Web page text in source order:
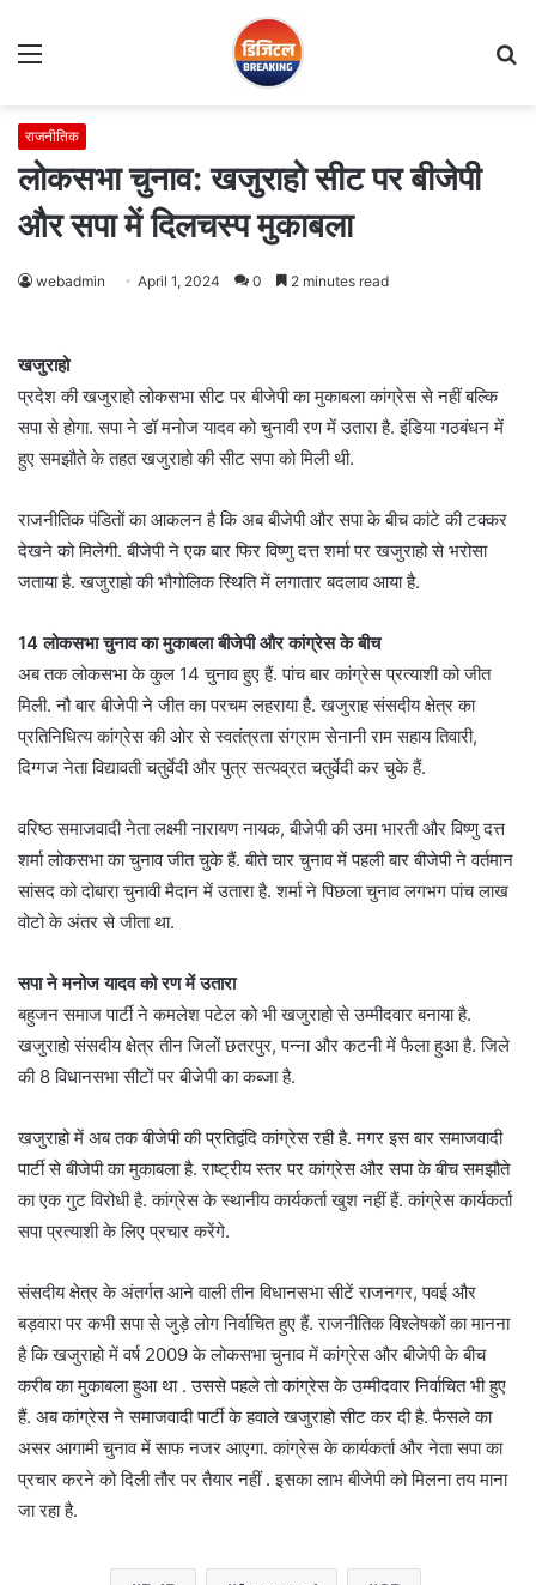
Menu
राजनीतिक
लोकसभा चुनाव: खजुराहो सीट पर बीजेपी
और सपा में दिलचस्प मुकाबला
webadmin April 1, 2024 0 2 minutes read
खजुराहो
प्रदेश की खजुराहो लोकसभा सीट पर बीजेपी का मुकाबला कांग्रेस से नहीं बल्कि
सपा से होगा. सपा ने डॉ मनोज यादव को चुनावी रण में उतारा है. इंडिया गठबंधन में
हुए समझौते के तहत खजुराहो की सीट सपा को मिली थी.
राजनीतिक पंडितों का आकलन है कि अब बीजेपी और सपा के बीच कांटे की टक्कर
देखने को मिलेगी. बीजेपी ने एक बार फिर विष्णु दत्त शर्मा पर खजुराहो से भरोसा
जताया है. खजुराहो की भौगोलिक स्थिति में लगातार बदलाव आया है.
14 लोकसभा चुनाव का मुकाबला बीजेपी और कांग्रेस के बीच
अब तक लोकसभा के कुल 14 चुनाव हुए हैं. पांच बार कांग्रेस प्रत्याशी को जीत
मिली. नौ बार बीजेपी ने जीत का परचम लहराया है. खजुराह संसदीय क्षेत्र का
प्रतिनिधित्य कांग्रेस की ओर से स्वतंत्रता संग्राम सेनानी राम सहाय तिवारी,
दिग्गज नेता विद्यावती चतुर्वेदी और पुत्र सत्यव्रत चतुर्वेदी कर चुके हैं.
वरिष्ठ समाजवादी नेता लक्ष्मी नारायण नायक, बीजेपी की उमा भारती और विष्णु दत्त
शर्मा लोकसभा का चुनाव जीत चुके हैं. बीते चार चुनाव में पहली बार बीजेपी ने वर्तमान
सांसद को दोबारा चुनावी मैदान में उतारा है. शर्मा ने पिछला चुनाव लगभग पांच लाख
वोटो के अंतर से जीता था.
सपा ने मनोज यादव को रण में उतारा
बहुजन समाज पार्टी ने कमलेश पटेल को भी खजुराहो से उम्मीदवार बनाया है.
खजुराहो संसदीय क्षेत्र तीन जिलों छतरपुर, पन्ना और कटनी में फैला हुआ है. जिले
की 8 विधानसभा सीटों पर बीजेपी का कब्जा है.
खजुराहो में अब तक बीजेपी की प्रतिद्वंदि कांग्रेस रही है. मगर इस बार समाजवादी
पार्टी से बीजेपी का मुकाबला है. राष्ट्रीय स्तर पर कांग्रेस और सपा के बीच समझौते
का एक गुट विरोधी है. कांग्रेस के स्थानीय कार्यकर्ता खुश नहीं हैं. कांग्रेस कार्यकर्ता
सपा प्रत्याशी के लिए प्रचार करेंगे.
संसदीय क्षेत्र के अंतर्गत आने वाली तीन विधानसभा सीटें राजनगर, पवई और
बड़वारा पर कभी सपा से जुड़े लोग निर्वाचित हुए हैं. राजनीतिक विश्लेषकों का मानना
है कि खजुराहो में वर्ष 2009 के लोकसभा चुनाव में कांग्रेस और बीजेपी के बीच
करीब का मुकाबला हुआ था . उससे पहले तो कांग्रेस के उम्मीदवार निर्वाचित भी हुए
हैं. अब कांग्रेस ने समाजवादी पार्टी के हवाले खजुराहो सीट कर दी है. फैसले का
असर आगामी चुनाव में साफ नजर आएगा. कांग्रेस के कार्यकर्ता और नेता सपा का
प्रचार करने को दिली तौर पर तैयार नहीं . इसका लाभ बीजेपी को मिलना तय माना
जा रहा है.